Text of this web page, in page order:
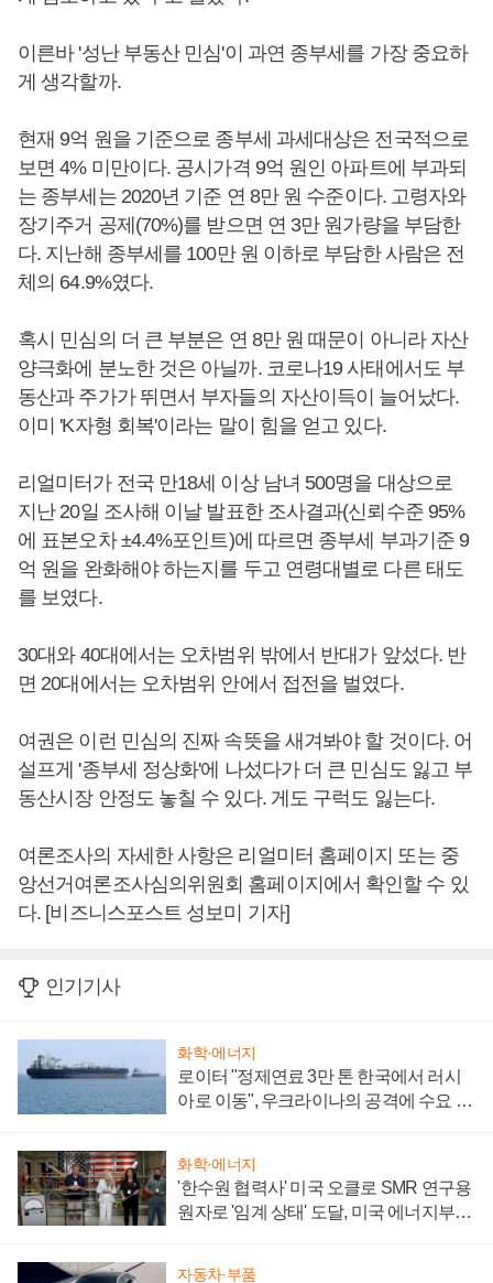
이른바 '성난 부동산 민심'이 과연 종부세를 가장 중요하
게 생각할까.
현재 9억 원을 기준으로 종부세 과세대상은 전국적으로
보면 4% 미만이다. 공시가격 9억 원인 아파트에 부과되
는 종부세는 2020년 기준 연 8만 원 수준이다. 고령자와
장기주거 공제(70%)를 받으면 연 3만 원가량을 부담한
다. 지난해 종부세를 100만 원 이하로 부담한 사람은 전
체의 64.9%였다.
혹시 민심의 더 큰 부분은 연 8만 원 때문이 아니라 자산
양극화에 분노한 것은 아닐까. 코로나19 사태에서도 부
동산과 주가가 뛰면서 부자들의 자산이득이 늘어났다.
이미 'K자형 회복'이라는 말이 힘을 얻고 있다.
리얼미터가 전국 만18세 이상 남녀 500명을 대상으로
지난 20일 조사해 이날 발표한 조사결과(신뢰수준 95%
에 표본오차 ±4.4%포인트)에 따르면 종부세 부과기준 9
억 원을 완화해야 하는지를 두고 연령대별로 다른 태도
를 보였다.
30대와 40대에서는 오차범위 밖에서 반대가 앞섰다. 반
면 20대에서는 오차범위 안에서 접전을 벌였다.
여권은 이런 민심의 진짜 속뜻을 새겨봐야 할 것이다. 어
설프게 '종부세 정상화'에 나섰다가 더 큰 민심도 잃고 부
동산시장 안정도 놓칠 수 있다. 게도 구럭도 잃는다.
여론조사의 자세한 사항은 리얼미터 홈페이지 또는 중
앙선거여론조사심의위원회 홈페이지에서 확인할 수 있
다. [비즈니스포스트 성보미 기자]
인기기사
화학·에너지
로이터 "정제연료 3만 톤 한국에서 러시
아로 이동", 우크라이나의 공격에 수요 늘
화학·에너지
'한수원 협력사' 미국 오클로 SMR 연구용
원자로 '임계 상태' 도달, 미국 에너지부
자동차·부품